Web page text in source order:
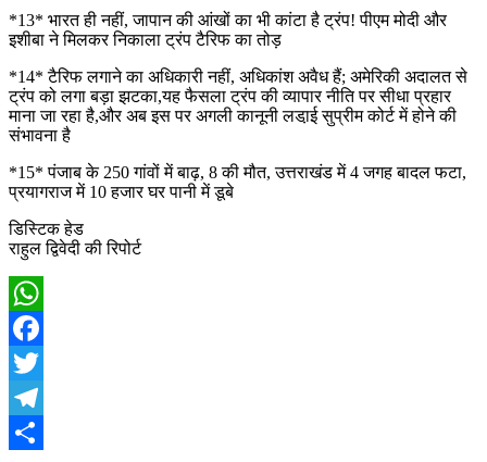
*13* भारत ही नहीं, जापान की आंखों का भी कांटा है ट्रंप! पीएम मोदी और
इशीबा ने मिलकर निकाला ट्रंप टैरिफ का तोड़
*14* टैरिफ लगाने का अधिकारी नहीं, अधिकांश अवैध हैं; अमेरिकी अदालत से
ट्रंप को लगा बड़ा झटका,यह फैसला ट्रंप की व्यापार नीति पर सीधा प्रहार
माना जा रहा है,और अब इस पर अगली कानूनी लडा़ई सुप्रीम कोर्ट में होने की
संभावना है
*15* पंजाब के 250 गांवों में बाढ़, 8 की मौत, उत्तराखंड में 4 जगह बादल फटा,
प्रयागराज में 10 हजार घर पानी में डूबे
डिस्टिक हेड
राहुल द्विवेदी की रिपोर्ट
WhatsApp
Facebook
Twitter
Telegram